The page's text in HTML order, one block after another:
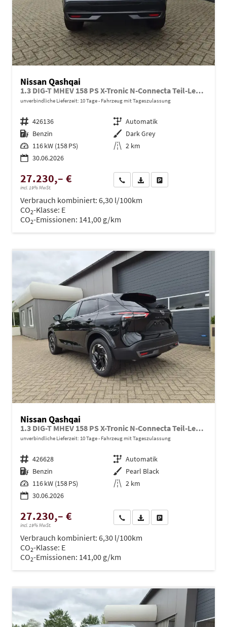
Nissan Qashqai
1.3 DIG-T MHEV 158 PS X-Tronic N-Connecta Teil-Leder PanoGlasdach Klimaautomatik Sitzheizung Lenkradheizung Navi ACC PDC v+h 360°Kamera DAB Bluetooth Touchscreen Apple CarPlay Android Auto 18"LM
unverbindliche Lieferzeit: 10 Tage Fahrzeug mit Tageszulassung
Fahrzeugnr. 426136 Getriebe Automatik
Kraftstoff Benzin Außenfarbe Dark Grey
Leistung 116 kW (158 PS) Kilometerstand 2 km
30.06.2026
27.230,– €
incl. 19% MwSt.
Wir rufen Sie anPDF-Datei, Fahrzeugexposé
Verbrauch kombiniert: 6,30 l/100km
CO2-Klasse: E
CO2-Emissionen: 141,00 g/km
Nissan Qashqai
1.3 DIG-T MHEV 158 PS X-Tronic N-Connecta Teil-Leder PanoGlasdach Klimaautomatik Sitzheizung Lenkradheizung Navi ACC PDC v+h 360°Kamera DAB Bluetooth Touchscreen Apple CarPlay Android Auto 18"LM
unverbindliche Lieferzeit: 10 Tage Fahrzeug mit Tageszulassung
Fahrzeugnr. 426628 Getriebe Automatik
Kraftstoff Benzin Außenfarbe Pearl Black
Leistung 116 kW (158 PS) Kilometerstand 2 km
30.06.2026
27.230,– €
incl. 19% MwSt.
Wir rufen Sie anPDF-Datei, Fahrzeugexposé
Verbrauch kombiniert: 6,30 l/100km
CO2-Klasse: E
CO2-Emissionen: 141,00 g/km